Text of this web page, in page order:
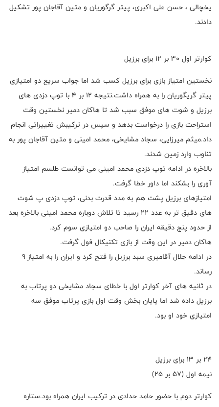
یخچالی ، حسن علی اکبری، پیتر گرگوریان و متین آقاجان پور تشکیل
دادند.
کوارتر اول ۳۰ بر ۱۲ برای برزیل
نخستین امتیاز بازی برای برزیل کسب شد اما جواب سریع دو امتیازی
پیتر گریگوریان را به همراه داشت.نتیجه ۱۲ بر ۴ با توپ دزدی های
برزیل و شوت های موفق سبب شد تا هاکان دمیر نخستین وقت
استراحت بازی را درخواست بدهد و سپس در ترکیبش تغییراتی انجام
داد.میثم میرزایی، سجاد مشایخی، محمد امینی و متین آقاجان پور به
تناوب وارد زمین شدند.
بالاخره در ادامه توپ دزدی محمد امینی می توانست طلسم امتیاز
آوری را بشکند اما داور خطا گرفت.
امتیازهای برزیل پشت هم به مدد قدرت بدنی، توپ دزدی پ شوت
های دقیق تر به عدد ۲۲ رسید تا تلاش دوباره محمد امینی بالاخره بعد
از حدود پنج دقیقه ایران را صاحب دو امتیازی سوم کرد.
هاکان دمیر در این وقت از بازی تکنیکال فول گرفت.
در ادامه جلال آقامیری سبد برزیل را فتح کرد و ایران را به امتیاز ۹
رساند.
در ثانیه های آخر کوارتر اول با خطای سجاد مشایخی دو پرتاب به
برزیل داده شد اما پایان بخش وقت اول بازی پرتاب موفق سه
امتیازی خود او بود.
۲۴ بر ۱۳ برای برزیل
نیمه اول (۵۷ بر ۲۵)
کوارتر دوم با حضور حامد حدادی در ترکیب ایران همراه بود.ستاره